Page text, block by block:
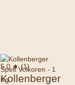
5.0 ★ (1)
Kollenberger